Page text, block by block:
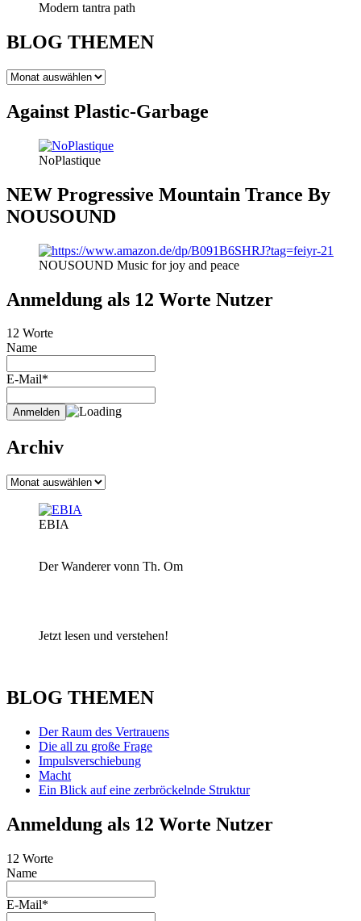
Modern tantra path
BLOG THEMEN
BLOG
Against Plastic-Garbage
NoPlastique
NEW Progressive Mountain Trance By
NOUSOUND
NOUSOUND Music for joy and peace
Anmeldung als 12 Worte Nutzer
12 Worte
Name
E-Mail*
Archiv
Archiv
EBIA
Der Wanderer vonn Th. Om
Jetzt lesen und verstehen!
BLOG THEMEN
Der Raum des Vertrauens
Die all zu große Frage
Impulsverschiebung
Macht
Ein Blick auf eine zerbröckelnde Struktur
Anmeldung als 12 Worte Nutzer
12 Worte
Name
E-Mail*